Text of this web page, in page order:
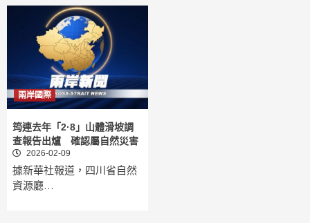
兩岸國際
筠連去年「2·8」山體滑坡調
查報告出爐 確認屬自然災害
2026-02-09
據新華社報道，四川省自然
資源廳…